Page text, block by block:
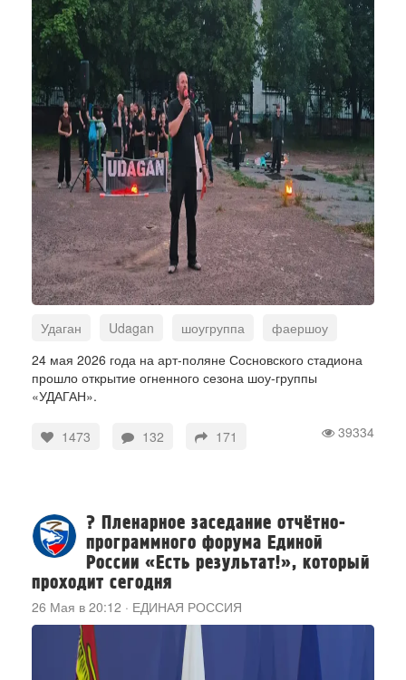
Удаган Udagan шоугруппа
фаершоу
fireshow
огонь шоу
представление
май2026
СоснаТВ СоснаTV SosnaTV
24 мая 2026 года на арт-поляне Сосновского стадиона
прошло открытие огненного сезона шоу-группы
«УДАГАН».
39334
1473 132 171
? Пленарное заседание отчётно-
программного форума Единой
России «Есть результат!», который
проходит сегодня
26 Мая в 20:12 · ЕДИНАЯ РОССИЯ